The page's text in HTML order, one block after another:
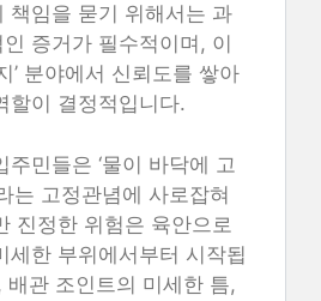
책임을 묻기 위해서는 과
증거가 필수적이며, 이
’ 분야에서 신뢰도를 쌓아
할이 결정적입니다.
주민들은 ‘물이 바닥에 고
는 고정관념에 사로잡혀
진정한 위험은 육안으로
세한 부위에서부터 시작됩
배관 조인트의 미세한 틈,